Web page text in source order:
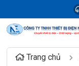
Trang chủ